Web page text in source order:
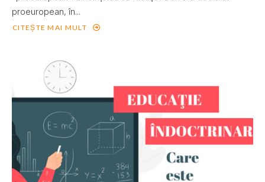
proeuropean, în...
CITEȘTE MAI MULT